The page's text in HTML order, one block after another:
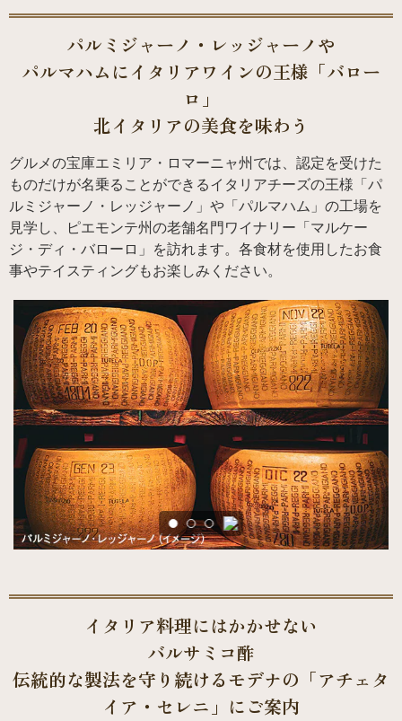
パルミジャーノ・レッジャーノや
パルマハムにイタリアワインの王様「バロー
ロ」
北イタリアの美食を味わう
グルメの宝庫エミリア・ロマーニャ州では、認定を受けた
ものだけが名乗ることができるイタリアチーズの王様「パ
ルミジャーノ・レッジャーノ」や「パルマハム」の工場を
見学し、ピエモンテ州の老舗名門ワイナリー「マルケー
ジ・ディ・バローロ」を訪れます。各食材を使用したお食
事やテイスティングもお楽しみください。
イタリア料理にはかかせない
バルサミコ酢
伝統的な製法を守り続けるモデナの 「アチェタ
イア・セレニ」にご案内